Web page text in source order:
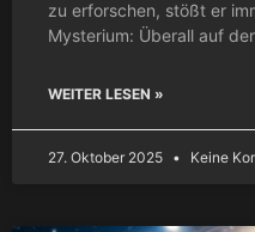
zu erforschen, stößt er
Mysterium: Überall auf der
WEITER LESEN »
27. Oktober 2025 Keine